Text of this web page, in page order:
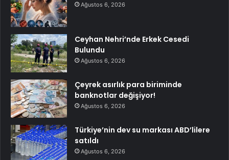
Ağustos 6, 2026
Ceyhan Nehri’nde Erkek Cesedi
Bulundu
Ağustos 6, 2026
Çeyrek asırlık para biriminde
banknotlar değişiyor!
Ağustos 6, 2026
Türkiye’nin dev su markası ABD’lilere
satıldı
Ağustos 6, 2026